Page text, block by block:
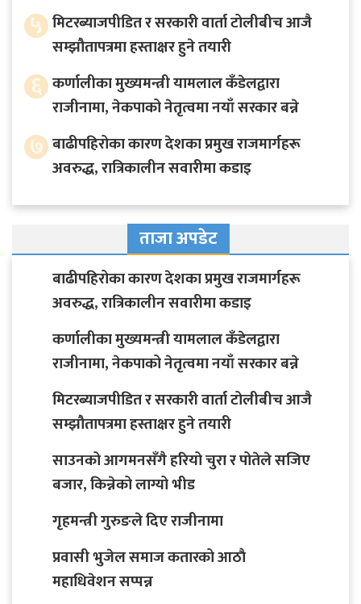
५ मिटरब्याजपीडित र सरकारी वार्ता टोलीबीच आजै
सम्झौतापत्रमा हस्ताक्षर हुने तयारी
६ कर्णालीका मुख्यमन्त्री यामलाल कँडेलद्वारा
राजीनामा, नेकपाको नेतृत्वमा नयाँ सरकार बन्ने
७ बाढीपहिरोका कारण देशका प्रमुख राजमार्गहरू
अवरुद्ध, रात्रिकालीन सवारीमा कडाइ
ताजा अपडेट
बाढीपहिरोका कारण देशका प्रमुख राजमार्गहरू
अवरुद्ध, रात्रिकालीन सवारीमा कडाइ
कर्णालीका मुख्यमन्त्री यामलाल कँडेलद्वारा
राजीनामा, नेकपाको नेतृत्वमा नयाँ सरकार बन्ने
मिटरब्याजपीडित र सरकारी वार्ता टोलीबीच आजै
सम्झौतापत्रमा हस्ताक्षर हुने तयारी
साउनको आगमनसँगै हरियो चुरा र पोतेले सजिए
बजार, किन्नेको लाग्यो भीड
गृहमन्त्री गुरुङले दिए राजीनामा
प्रवासी भुजेल समाज कतारको आठाै
महाधिवेशन सप्पन्न